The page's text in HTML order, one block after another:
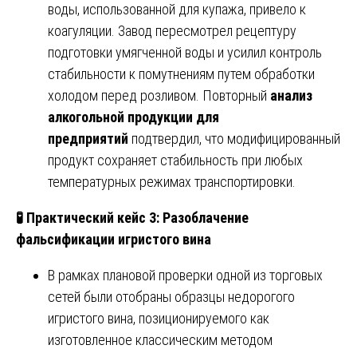
воды, использованной для купажа, привело к
коагуляции. Завод пересмотрел рецептуру
подготовки умягченной воды и усилил контроль
стабильности к помутнениям путем обработки
холодом перед розливом. Повторный анализ
алкогольной продукции для
предприятий подтвердил, что модифицированный
продукт сохраняет стабильность при любых
температурных режимах транспортировки.
🧪 Практический кейс 3: Разоблачение
фальсификации игристого вина
В рамках плановой проверки одной из торговых
сетей были отобраны образцы недорогого
игристого вина, позиционируемого как
изготовленное классическим методом